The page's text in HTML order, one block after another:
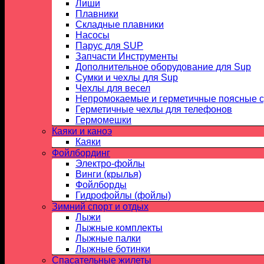
Лиши
Плавники
Складные плавники
Насосы
Парус для SUP
Запчасти Инструменты
Дополнительное оборудование для Sup
Сумки и чехлы для Sup
Чехлы для весел
Непромокаемые и герметичные поясные
Герметичные чехлы для телефонов
Гермомешки
Каяки и каноэ
Каяки
Фойлбординг
Электро-фойлы
Винги (крылья)
Фойлборды
Гидрофойлы (фойлы)
Зимний спорт и отдых
Лыжи
Лыжные комплекты
Лыжные палки
Лыжные ботинки
Спасательные жилеты